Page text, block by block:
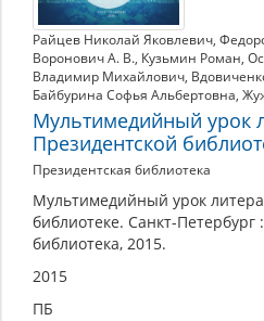
Райцев Николай Яковлевич,
Воронович А. В., Кузьмин Роман,
Владимир Михайлович,
Байбурина Софья Альбертовна,
Мультимедийный урок
Президентской
Президентская библиотека
Мультимедийный урок
библиотеке. Санкт-Петербург
библиотека, 2015.
2015
ПБ